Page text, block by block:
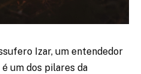
Izar, um entendedor
um dos pilares da